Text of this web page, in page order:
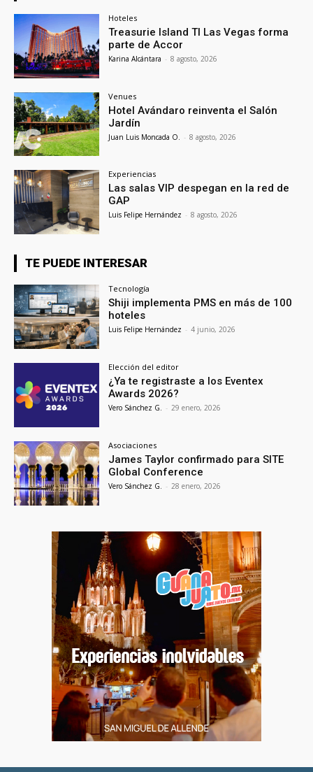
Hoteles
Treasurie Island TI Las Vegas forma
parte de Accor
Karina Alcántara - 8 agosto, 2026
Venues
Hotel Avándaro reinventa el Salón
Jardín
Juan Luis Moncada O. - 8 agosto, 2026
Experiencias
Las salas VIP despegan en la red de
GAP
Luis Felipe Hernández - 8 agosto, 2026
TE PUEDE INTERESAR
Tecnología
Shiji implementa PMS en más de 100
hoteles
Luis Felipe Hernández - 4 junio, 2026
Elección del editor
¿Ya te registraste a los Eventex
Awards 2026?
Vero Sánchez G. - 29 enero, 2026
Asociaciones
James Taylor confirmado para SITE
Global Conference
Vero Sánchez G. - 28 enero, 2026